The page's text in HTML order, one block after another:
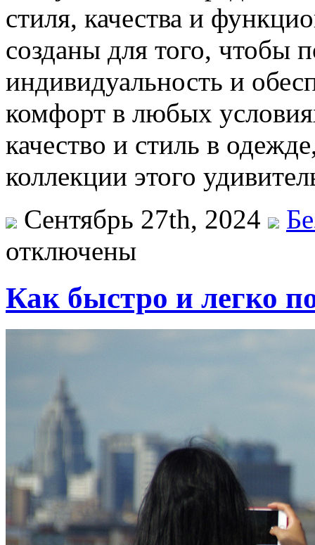
стиля, качества и
созданы для того, чтобы
индивидуальность и
комфорт в любых
качество и стиль в
коллекции этого
Сентябрь 27th, 2024
отключены
Как быстро и легко